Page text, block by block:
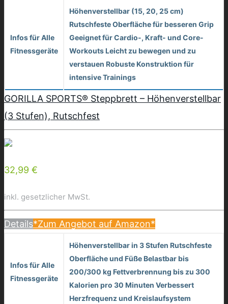
Infos für Alle
Fitnessgeräte
Höhenverstellbar (15, 20, 25 cm)
Rutschfeste Oberfläche für besseren Grip
Geeignet für Cardio-, Kraft- und Core-
Workouts Leicht zu bewegen und zu
verstauen Robuste Konstruktion für
intensive Trainings
GORILLA SPORTS® Steppbrett – Höhenverstellbar
(3 Stufen), Rutschfest
32,99 €
inkl. gesetzlicher MwSt.
Details*Zum Angebot auf Amazon*
Infos für Alle
Fitnessgeräte
Höhenverstellbar in 3 Stufen Rutschfeste
Oberfläche und Füße Belastbar bis
200/300 kg Fettverbrennung bis zu 300
Kalorien pro 30 Minuten Verbessert
Herzfrequenz und Kreislaufsystem